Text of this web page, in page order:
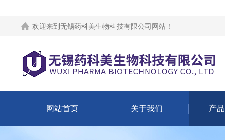
欢迎来到 无锡药科美生物科技有限公司网站 ！
网站首页 关于我们 产